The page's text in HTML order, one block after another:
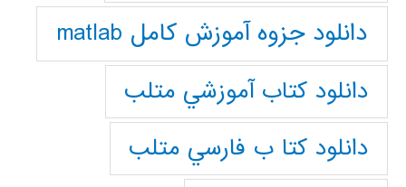
دانلود جزوه آموزش کامل matlab
دانلود كتاب آموزشي متلب
دانلود كتا ب فارسي متلب